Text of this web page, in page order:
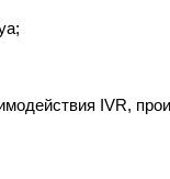
IVR,